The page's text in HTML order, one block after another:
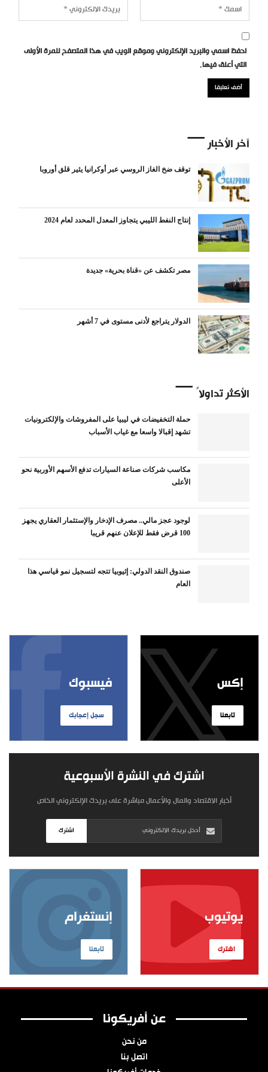
احفظ اسمي والبريد الإلكتروني وموقع الويب في هذا المتصفح للمرة الأولى
التي أعلق فيها.
آخر الأخبار
توقف ضخ الغاز الروسي عبر أوكرانيا يثير قلق أوروبا
إنتاج النفط الليبي يتجاوز المعدل المحدد لعام 2024
مصر تكشف عن «قناة بحرية» جديدة
الدولار يتراجع لأدنى مستوى في 7 أشهر
الأكثر تداولاً
حملة التخفيضات في ليبيا على المفروشات والإلكترونيات
تشهد إقبالا واسعا مع غياب الأسباب
مكاسب شركات صناعة السيارات تدفع الأسهم الأوربية نحو
الأعلى
لوجود عجز مالي.. مصرف الإدخار والإستثمار العقاري يجهز
100 قرض فقط للإعلان عنهم قريبا
صندوق النقد الدولي: إثيوبيا تتجه لتسجيل نمو قياسي هذا
العام
فيسبوك
سجل إعجابك
إكس
تابعنا
اشترك في النشرة الأسبوعية
أخبار الاقتصاد والمال والأعمال مباشرة على بريدك الإلكتروني الخاص
اشترك
إنستغرام
تابعنا
يوتيوب
اشترك
عن أفريكونا
من نحن
اتصل بنا